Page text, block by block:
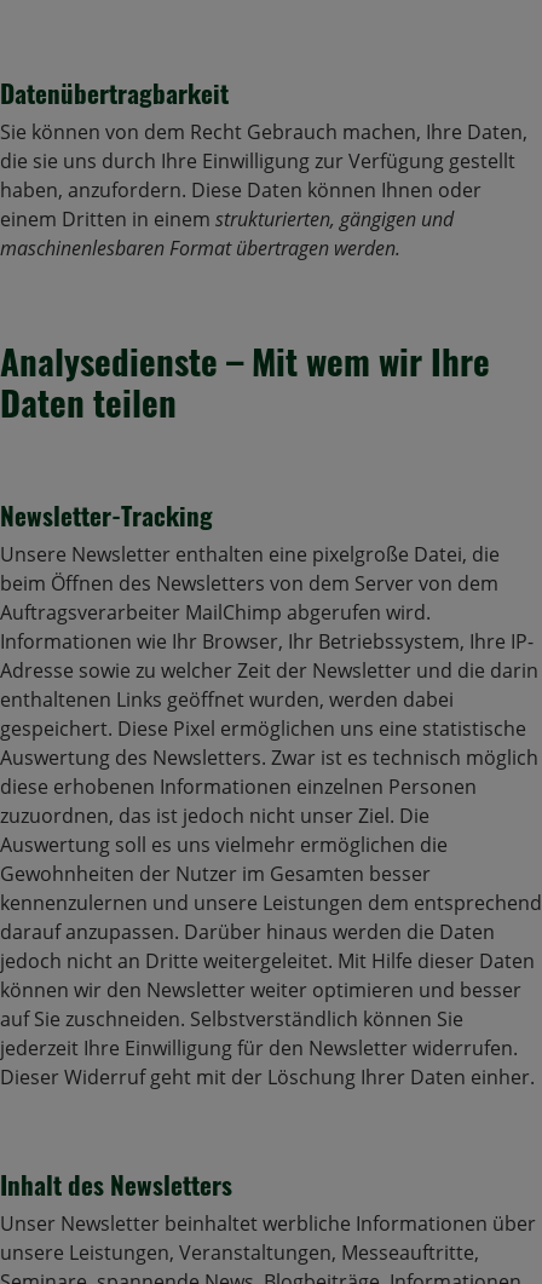
Datenübertragbarkeit
Sie können von dem Recht Gebrauch machen, Ihre Daten,
die sie uns durch Ihre Einwilligung zur Verfügung gestellt
haben, anzufordern. Diese Daten können Ihnen oder
einem Dritten in einem strukturierten, gängigen und
maschinenlesbaren Format übertragen werden.
Analysedienste – Mit wem wir Ihre
Daten teilen
Newsletter-Tracking
Unsere Newsletter enthalten eine pixelgroße Datei, die
beim Öffnen des Newsletters von dem Server von dem
Auftragsverarbeiter MailChimp abgerufen wird.
Informationen wie Ihr Browser, Ihr Betriebssystem, Ihre IP-
Adresse sowie zu welcher Zeit der Newsletter und die darin
enthaltenen Links geöffnet wurden, werden dabei
gespeichert. Diese Pixel ermöglichen uns eine statistische
Auswertung des Newsletters. Zwar ist es technisch möglich
diese erhobenen Informationen einzelnen Personen
zuzuordnen, das ist jedoch nicht unser Ziel. Die
Auswertung soll es uns vielmehr ermöglichen die
Gewohnheiten der Nutzer im Gesamten besser
kennenzulernen und unsere Leistungen dem entsprechend
darauf anzupassen. Darüber hinaus werden die Daten
jedoch nicht an Dritte weitergeleitet. Mit Hilfe dieser Daten
können wir den Newsletter weiter optimieren und besser
auf Sie zuschneiden. Selbstverständlich können Sie
jederzeit Ihre Einwilligung für den Newsletter widerrufen.
Dieser Widerruf geht mit der Löschung Ihrer Daten einher.
Inhalt des Newsletters
Unser Newsletter beinhaltet werbliche Informationen über
unsere Leistungen, Veranstaltungen, Messeauftritte,